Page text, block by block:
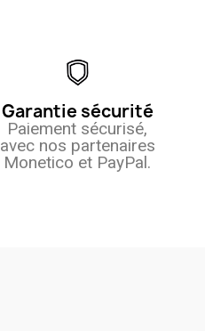
Garantie sécurité
Paiement sécurisé,
avec nos partenaires
Monetico et PayPal.